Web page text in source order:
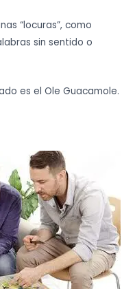
“locuras”, como
sin sentido o
es el Ole Guacamole.